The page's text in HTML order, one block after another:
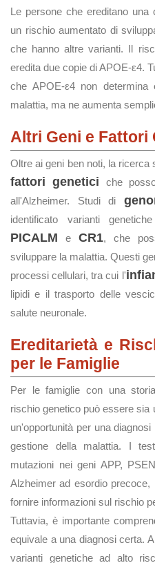
Le persone che ereditano una
un rischio aumentato di
che hanno altre varianti. Il
eredita due copie di APOE-ε4.
che APOE-ε4 non
malattia, ma ne aumenta
Altri Geni e Fattori
Oltre ai geni ben noti, la ricerca
fattori genetici che
all'Alzheimer. Studi di
identificato varianti
PICALM e CR1, che
sviluppare la malattia. Questi
processi cellulari, tra cui l'
lipidi e il trasporto delle
salute neuronale.
Ereditarietà e
per le Famiglie
Per le famiglie con una
rischio genetico può essere sia
un'opportunità per una
gestione della malattia. I
mutazioni nei geni APP,
Alzheimer ad esordio
fornire informazioni sul rischio
Tuttavia, è importante
equivale a una diagnosi certa.
varianti genetiche ad alto